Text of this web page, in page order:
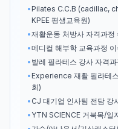
•Pilates C.C.B (cadillac,
KPEE 평생교육원)
•재활운동 처방사 자격과정
•메디컬 해부학 교육과정
• 발레 필라테스 강사 자격
•Experience 재활 필라테
회)
• CJ 대기업 인사팀 전담 강
• YTN SCIENCE 거북목/일